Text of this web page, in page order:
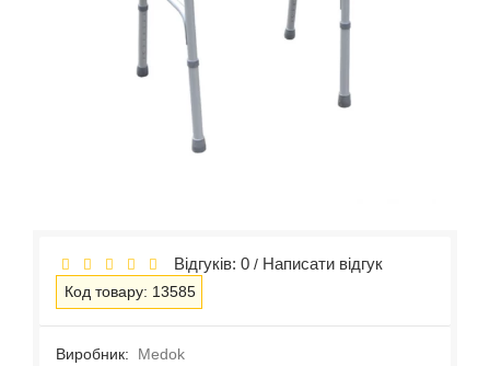
Відгуків: 0 / Написати відгук
Код товару: 13585
Виробник:
Medok